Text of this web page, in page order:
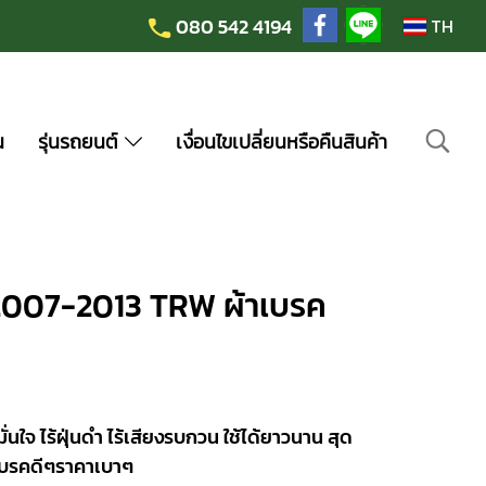
080 542 4194 TH
รุ่นรถยนต์ เงื่อนไขเปลี่ยนหรือคืนสินค้า
2013 TRW ผ้าเบรค
จ ไร้ฝุ่นดำ ไร้เสียงรบกวน ใช้ได้ยาวนาน สุด
คดีๆราคาเบาๆ